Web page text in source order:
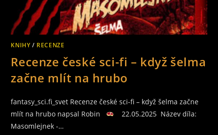
KNIHY / RECENZE
Recenze české sci-fi – když šelma
začne mlít na hrubo
fantasy_sci.fi_svet Recenze české sci-fi – když šelma začne
mlít na hrubo napsal Robin
22.05.2025 Název díla:
Masomlejnek -…